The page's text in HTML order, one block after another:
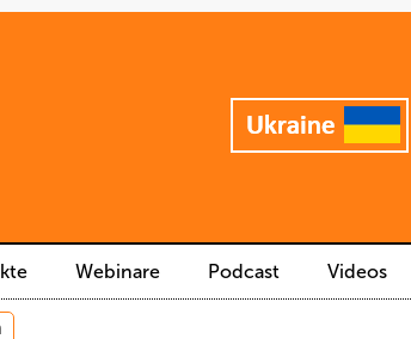
Webinare Podcast Videos